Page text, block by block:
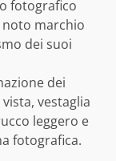
fotografico
marchio
dei suoi
dei
vestaglia
leggero e
fotografica.